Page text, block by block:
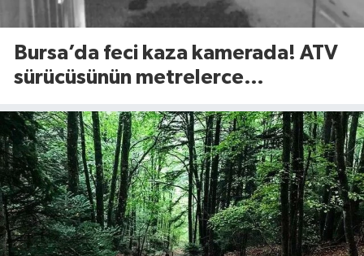
Bursa’da feci kaza kamerada! ATV
sürücüsünün metrelerce